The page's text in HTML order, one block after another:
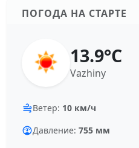
ПОГОДА НА СТАРТЕ
13.9°C
Vazhiny
Ветер: 10 км/ч
Давление: 755 мм